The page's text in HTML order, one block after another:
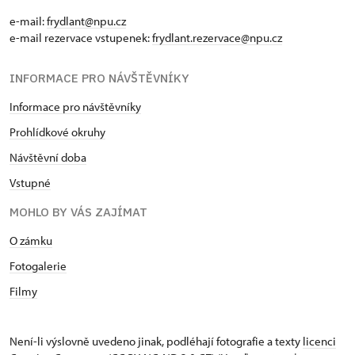
e-mail:frydlant@npu.cz
e-mail rezervace vstupenek:frydlant.rezervace@npu.cz
INFORMACE PRO NÁVŠTĚVNÍKY
Informace pro návštěvníky
Prohlídkové okruhy
Návštěvní doba
Vstupné
MOHLO BY VÁS ZAJÍMAT
O zámku
Fotogalerie
Filmy
Není-li výslovně uvedeno jinak, podléhají fotografie a texty licenci